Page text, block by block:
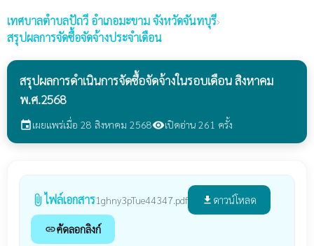
เทศบาลตำบลปัถวี อำเภอมะขาม จังหวัดจันทบุรี›
สรุปผลการจัดซื้อจัดจ้างประจำเดือน
สรุปผลการดำเนินการจัดซื้อจัดจ้างในรอบเดือน สิงหาคม
พ.ศ.2568
eventเผยแพร่เมื่อ 28 สิงหาคม 2568visibilityเปิดอ่าน 261 ครั้ง
attach_file ไฟล์เอกสาร1ghny3pTue44347.pdf file_download ดาวน์โหลด
linkคัดลอกลิงก์